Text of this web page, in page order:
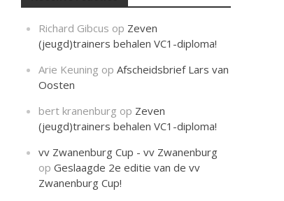
Richard Gibcus op Zeven
(jeugd)trainers behalen VC1-diploma!
Arie Keuning opAfscheidsbrief Lars van
Oosten
bert kranenburg op Zeven
(jeugd)trainers behalen VC1-diploma!
vv Zwanenburg Cup - vv Zwanenburg
opGeslaagde 2e editie van de vv
Zwanenburg Cup!